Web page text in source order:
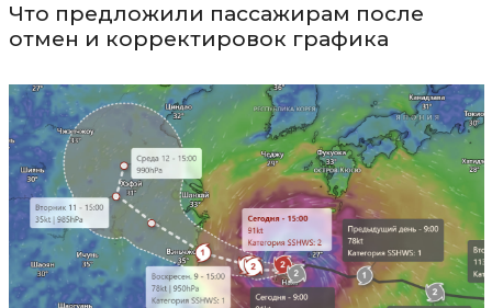
Что предложили пассажирам после
отмен и корректировок графика